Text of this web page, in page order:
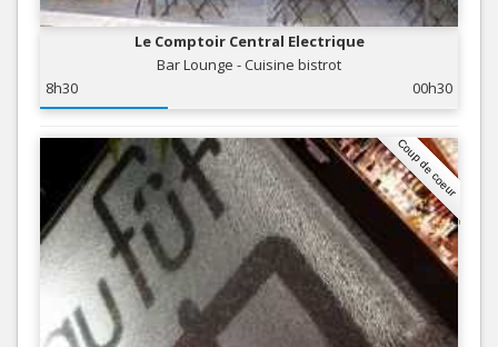
Le Comptoir Central Electrique
Bar Lounge - Cuisine bistrot
8h30
00h30
Coup de coeur